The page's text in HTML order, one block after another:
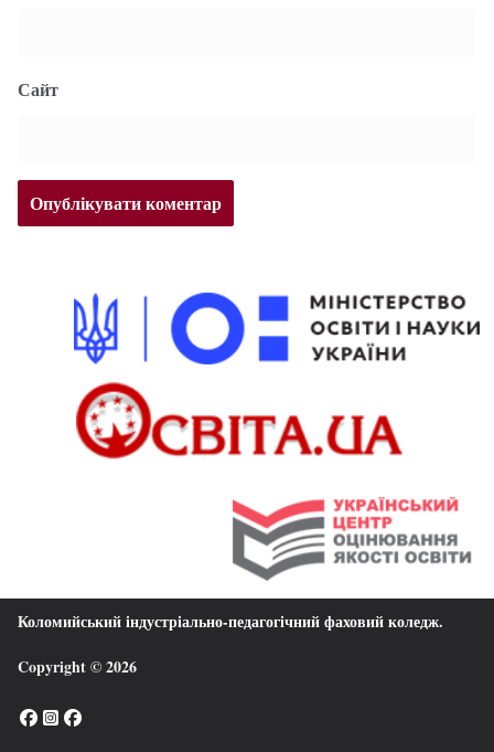
Сайт
Коломийський індустріально-педагогічний фаховий коледж.
Copyright © 2026